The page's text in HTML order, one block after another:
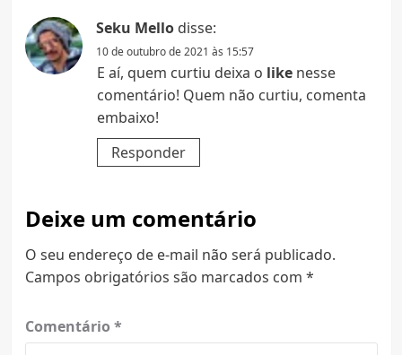
Seku Mello disse:
10 de outubro de 2021 às 15:57
E aí, quem curtiu deixa o likenesse
comentário! Quem não curtiu, comenta
embaixo!
Responder
Deixe um comentário
O seu endereço de e-mail não será publicado.
Campos obrigatórios são marcados com *
Comentário *